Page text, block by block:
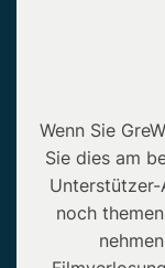
Wenn Sie
Sie dies am
noch